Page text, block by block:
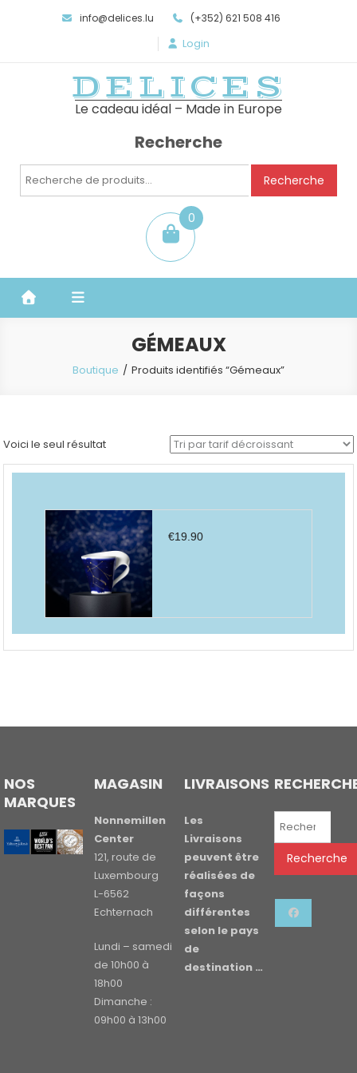
info@delices.lu (+352) 621 508 416
Login
DELICES
Le cadeau idéal – Made in Europe
Recherche
Recherche
Recherche
0
item
GÉMEAUX
Boutique Produits identifiés “Gémeaux”
Voici le seul résultat
€19.90
NOS
MARQUES
MAGASIN
Nonnemillen
Center
121, route de
Luxembourg
L-6562
Echternach
Lundi – samedi
de 10h00 à
18h00
Dimanche :
09h00 à 13h00
LIVRAISONS
Les
Livraisons
peuvent être
réalisées de
façons
différentes
selon le pays
de
destination …
Recherche